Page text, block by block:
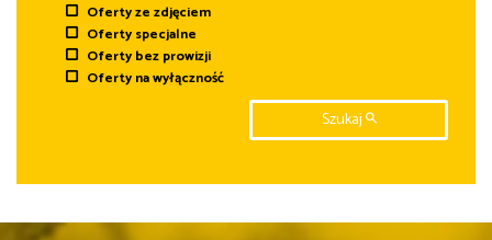
Oferty ze zdjęciem
Oferty specjalne
Oferty bez prowizji
Oferty na wyłączność
Szukaj